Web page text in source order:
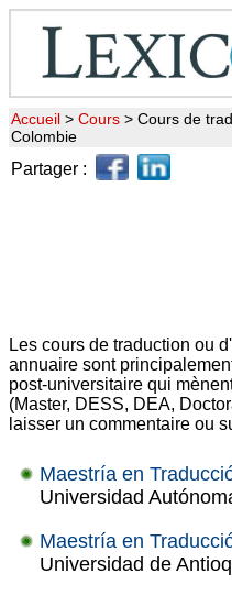
Accueil > Cours > Cours de
Colombie
Partager :
Les cours de traduction ou
annuaire sont
post-universitaire qui
(Master, DESS, DEA,
laisser un commentaire ou
Maestría en
Universidad
Maestría en
Universidad de